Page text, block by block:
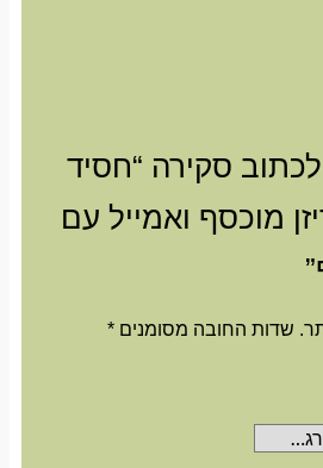
סקירה “חסיד
מוכסף ואמייל עם
שדות החובה מסומנים*